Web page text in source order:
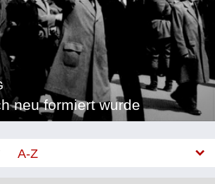
neu formiert wurde
A-Z